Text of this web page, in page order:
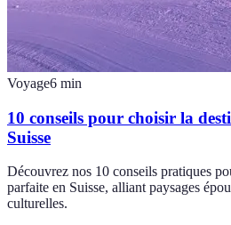
Voyage6 min
10 conseils pour choisir la
Suisse
Découvrez nos 10 conseils pratiques
parfaite en Suisse, alliant paysages
culturelles.